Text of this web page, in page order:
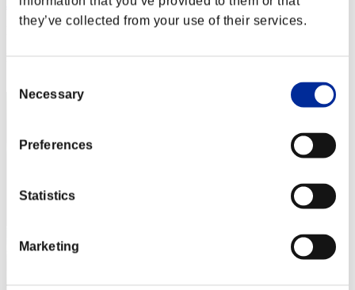
they’ve collected from your use of their services.
Selection
Necessary
Preferences
Statistics
Marketing
JesseJames0584
Puntos:Lv:1/02'04"76
Posición